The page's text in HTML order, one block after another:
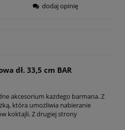
dodaj opinię
dł. 33,5 cm BAR
akcesorium każdego barmana. Z
która umożliwia nabieranie
koktajli. Z drugiej strony